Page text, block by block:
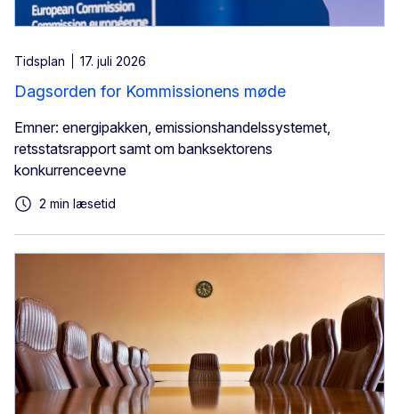
Tidsplan 17. juli 2026
Dagsorden for Kommissionens møde
Emner: energipakken, emissionshandelssystemet,
retsstatsrapport samt om banksektorens
konkurrenceevne
2 min læsetid